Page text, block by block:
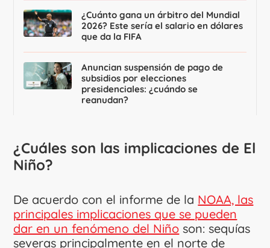
¿Cuánto gana un árbitro del Mundial
2026? Este sería el salario en dólares
que da la FIFA
Anuncian suspensión de pago de
subsidios por elecciones
presidenciales: ¿cuándo se
reanudan?
¿Cuáles son las implicaciones de El
Niño?
De acuerdo con el informe de la NOAA, las
principales implicaciones que se pueden
dar en un fenómeno del Niño son: sequías
severas principalmente en el norte de